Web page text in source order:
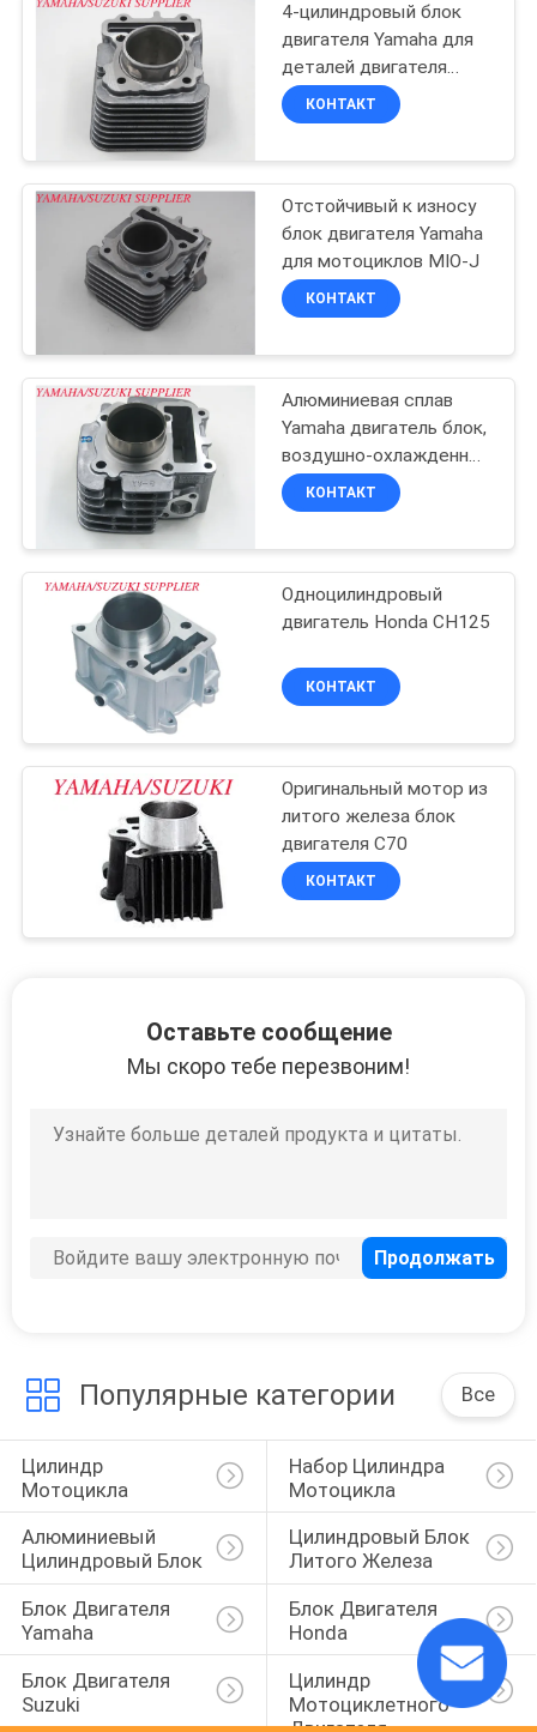
4-цилиндровый блок
двигателя Yamaha для
деталей двигателя
скутера MIO-M3
КОНТАКТ
Отстойчивый к износу
блок двигателя Yamaha
для мотоциклов MIO-J
КОНТАКТ
Алюминиевая сплав
Yamaha двигатель блок,
воздушно-охлажденный
мотоциклет двигатель
цилиндр
КОНТАКТ
Одноцилиндровый
двигатель Honda CH125
КОНТАКТ
Оригинальный мотор из
литого железа блок
двигателя C70
КОНТАКТ
Оставьте сообщение
Мы скоро тебе перезвоним!
Популярные категории Все
Цилиндр
Мотоцикла
Набор Цилиндра
Мотоцикла
Алюминиевый
Цилиндровый Блок
Цилиндровый Блок
Литого Железа
Блок Двигателя
Yamaha
Блок Двигателя
Honda
Блок Двигателя
Suzuki
Цилиндр
Мотоциклетного